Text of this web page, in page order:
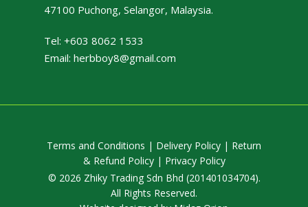
47100 Puchong, Selangor, Malaysia.
Tel: +603 8062 1533
Email: herbboy8@gmail.com
Terms and Conditions | Delivery Policy | Return
& Refund Policy| Privacy Policy
© 2026 Zhiky Trading Sdn Bhd (201401034704).
All Rights Reserved.